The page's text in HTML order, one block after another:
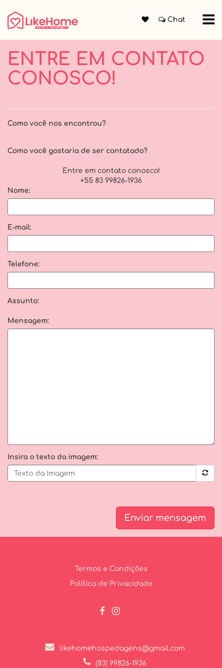
Chat
ENTRE EM CONTATO
CONOSCO!
Como você nos encontrou?
Como você gostaria de ser contatado?
Entre em contato conosco!
+55 83 99826-1936
Nome:
E-mail:
Telefone:
Assunto:
Mensagem:
Insira o texto da imagem:
Enviar mensagem
Termos e Condições
Política de Privacidade
likehomehospedagens@gmail.com
(83) 99826-1936